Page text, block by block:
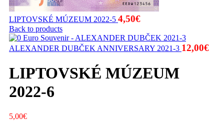
LIPTOVSKÉ MÚZEUM 2022-5 4,50€
Back to products
ALEXANDER DUBČEK ANNIVERSARY 2021-3 12,00€
LIPTOVSKÉ MÚZEUM
2022-6
5,00€